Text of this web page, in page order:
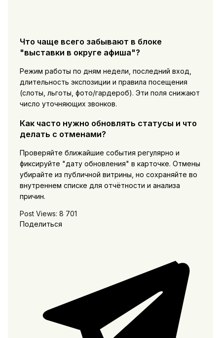
Что чаще всего забывают в блоке
"выставки в округе афиша"?
Режим работы по дням недели, последний вход,
длительность экспозиции и правила посещения
(слоты, льготы, фото/гардероб). Эти поля снижают
число уточняющих звонков.
Как часто нужно обновлять статусы и что
делать с отменами?
Проверяйте ближайшие события регулярно и
фиксируйте "дату обновления" в карточке. Отмены
убирайте из публичной витрины, но сохраняйте во
внутреннем списке для отчётности и анализа
причин.
Post Views: 8 701
Поделиться